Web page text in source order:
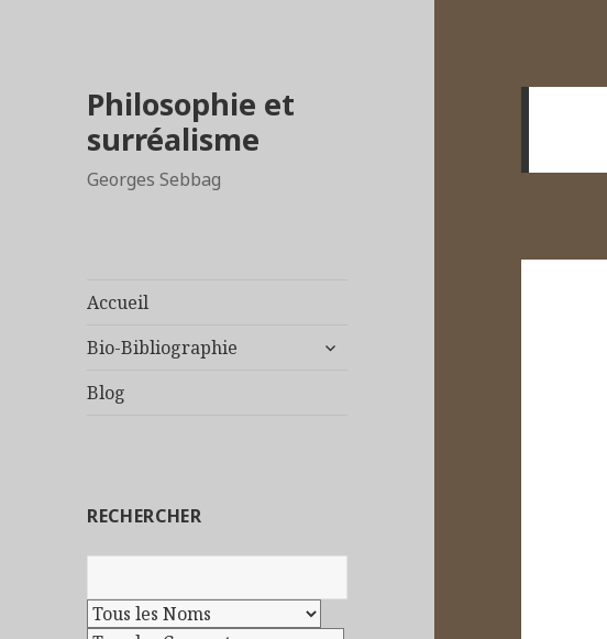
Philosophie et
surréalisme
Georges Sebbag
Accueil
Bio-Bibliographie
Blog
RECHERCHER